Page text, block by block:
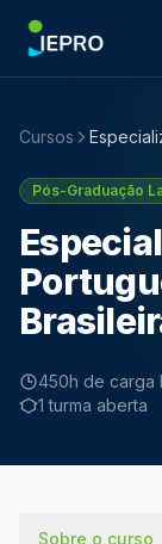
Cursos
Pós-Graduação
450h de carga
1 turma aberta
Sobre o curso